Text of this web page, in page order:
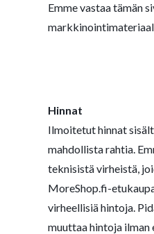
Emme vastaa tämän
Hinnat
Ilmoitetut hinnat
mahdollista rahtia.
teknisistä virheistä,
MoreShop.fi-
virheellisiä hintoja.
muuttaa hintoja